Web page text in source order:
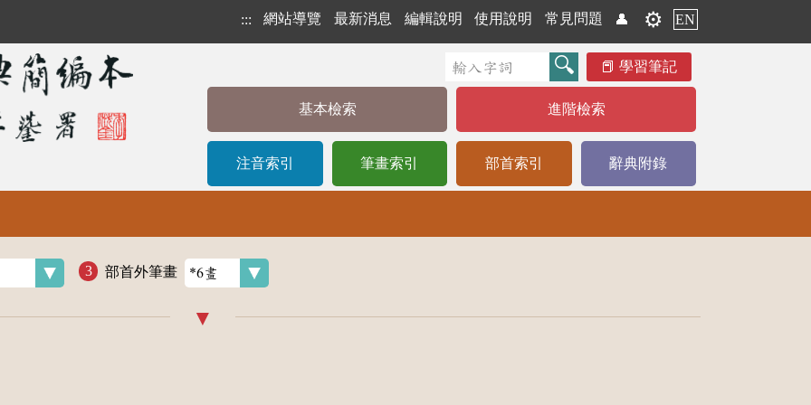
::: 網站導覽 最新消息 編輯說明 使用說明 常見問題 👤 ⚙️ EN
學習筆記
基本檢索 進階檢索
注音索引 筆畫索引 部首索引 辭典附錄
部首外筆畫